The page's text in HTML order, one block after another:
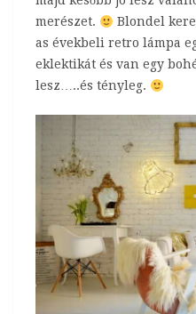
merészet.
Blondel
as évekbeli retro lámpa
eklektikát és van egy
lesz…..és tényleg.